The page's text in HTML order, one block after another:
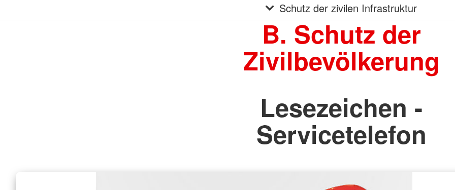
Schutz der zivilen Infrastruktur
B. Schutz der
Zivilbevölkerung
Lesezeichen -
Servicetelefon